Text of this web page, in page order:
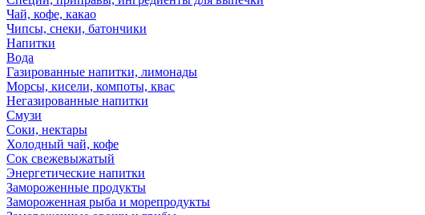
Чай, кофе, какао
Чипсы, снеки, батончики
Напитки
Вода
Газированные напитки, лимонады
Морсы, кисели, компоты, квас
Негазированные напитки
Смузи
Соки, нектары
Холодный чай, кофе
Сок свежевыжатый
Энергетические напитки
Замороженные продукты
Замороженная рыба и морепродукты